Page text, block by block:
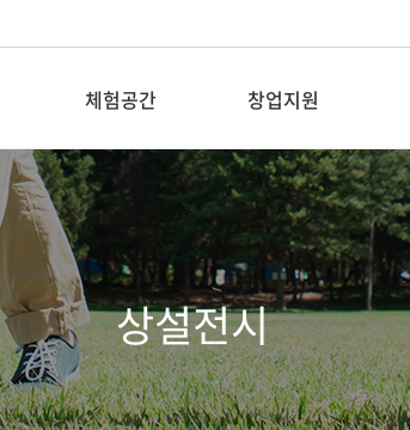
체험공간
새활용전시장
소재은행
꿈꾸는 공장
숲퍼마켓
창업지원
입주기업 공지
입주기업
입주기업 DIY키트
상설전시